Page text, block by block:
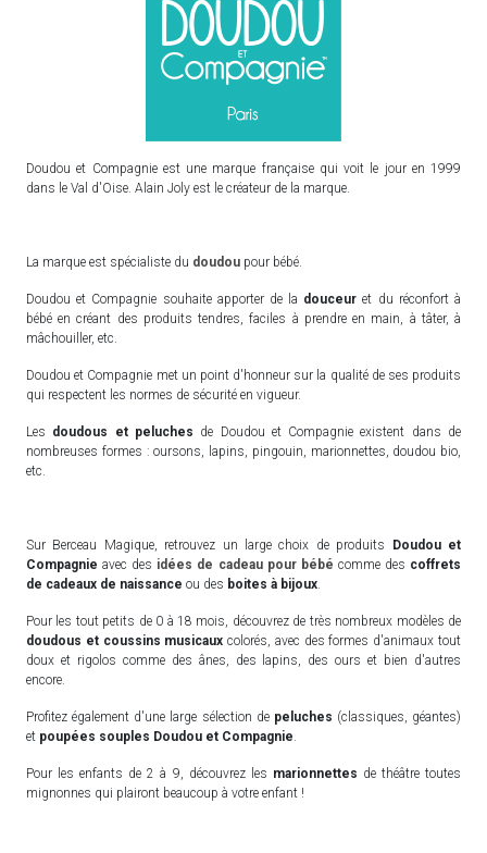
Doudou et Compagnie est une marque française qui voit le jour en 1999
dans le Val d'Oise. Alain Joly est le créateur de la marque.
La marque est spécialiste du doudou pour bébé.
Doudou et Compagnie souhaite apporter de la douceur et du réconfort à
bébé en créant des produits tendres, faciles à prendre en main, à tâter, à
mâchouiller, etc.
Doudou et Compagnie met un point d'honneur sur la qualité de ses produits
qui respectent les normes de sécurité en vigueur.
Les doudous et peluches de Doudou et Compagnie existent dans de
nombreuses formes : oursons, lapins, pingouin, marionnettes, doudou bio,
etc.
Sur Berceau Magique, retrouvez un large choix de produits Doudou et
Compagnie avec des idées de cadeau pour bébé comme des coffrets
de cadeaux de naissance ou des boites à bijoux
Pour les tout petits de 0 à 18 mois, découvrez de très nombreux modèles de
doudous et coussins musicaux colorés, avec des formes d'animaux tout
doux et rigolos comme des ânes, des lapins, des ours et bien d'autres
encore.
Profitez également d'une large sélection de peluches (classiques, géantes)
et poupées souples Doudou et Compagnie
Pour les enfants de 2 à 9, découvrez les marionnettes de théâtre toutes
mignonnes qui plairont beaucoup à votre enfant !